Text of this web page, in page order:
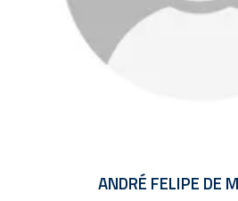
ANDRÉ FELIPE DE